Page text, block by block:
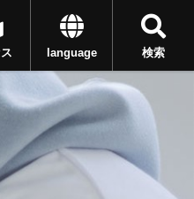
検索
language